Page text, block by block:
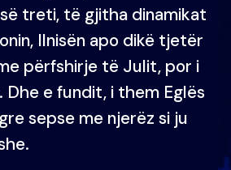
treti, të gjitha dinamikat
Ilnisën apo dikë tjetër
përfshirje të Julit, por i
Dhe e fundit, i them Eglës
sepse me njerëz si ju